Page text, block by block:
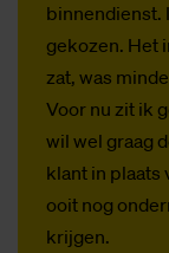
binnendienst.
gekozen. Het
zat, was
Voor nu zit ik
wil wel graag
klant in plaats
ooit nog
krijgen.